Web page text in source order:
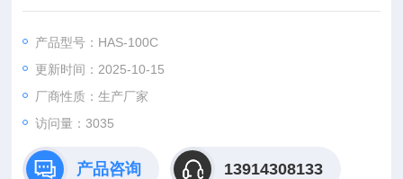
控制器，撞击头中的狭缝采用优化设计，保证气流的层状流动。
产品型号：HAS-100C
更新时间：2025-10-15
厂商性质：生产厂家
访问量：3035
产品咨询 13914308133